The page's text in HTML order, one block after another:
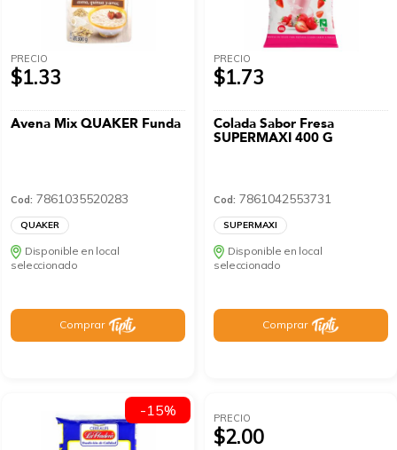
PRECIO
$1.33
Avena Mix QUAKER Funda
Cod: 7861035520283
QUAKER
Disponible en local
seleccionado
Comprar
PRECIO
$1.73
Colada Sabor Fresa
SUPERMAXI 400 G
Cod: 7861042553731
SUPERMAXI
Disponible en local
seleccionado
Comprar
-15% PRECIO
$2.00